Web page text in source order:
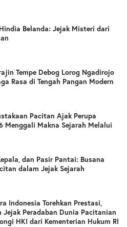
Belanda: Jejak Misteri dari
Tempe Debog Lorog Ngadirojo
Rasa di Tengah Pangan Modern
Pacitan Ajak Perupa
Menggali Makna Sejarah Melalui
dan Pasir Pantai: Busana
dalam Jejak Sejarah
Indonesia Torehkan Prestasi,
Jejak Peradaban Dunia Pacitanian
HKI dari Kementerian Hukum RI